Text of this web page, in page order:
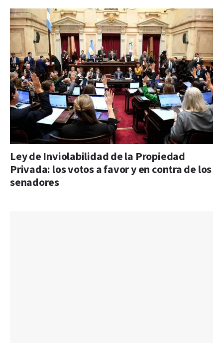
Ley de Inviolabilidad de la Propiedad
Privada: los votos a favor y en contra de los
senadores